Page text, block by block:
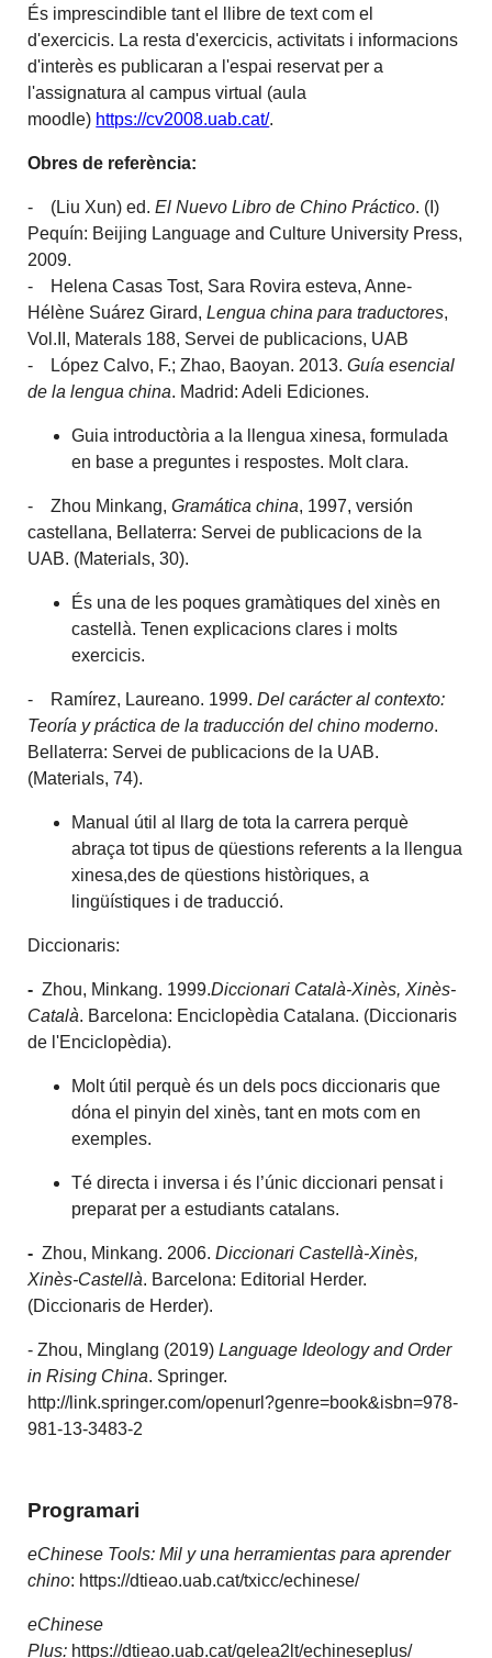
És imprescindible tant el llibre de text com el
d'exercicis. La resta d'exercicis, activitats i informacions
d'interès es publicaran a l'espai reservat per a
l'assignatura al campus virtual (aula
moodle) https://cv2008.uab.cat/.
Obres de referència:
- (Liu Xun) ed.El Nuevo Libro de Chino Práctico. (I)
Pequín: Beijing Language and Culture University Press,
2009.
- Helena Casas Tost, Sara Rovira esteva, Anne-
Hélène Suárez Girard,Lengua china para traductores,
Vol.II, Materals 188, Servei de publicacions, UAB
- López Calvo, F.; Zhao, Baoyan. 2013.Guía esencial
de la lengua china. Madrid: Adeli Ediciones.
Guia introductòria a la llengua xinesa, formulada
en base a preguntes i respostes. Molt clara.
- Zhou Minkang,Gramática china, 1997, versión
castellana, Bellaterra: Servei de publicacions de la
UAB. (Materials, 30).
És una de les poques gramàtiques del xinès en
castellà. Tenen explicacions clares i molts
exercicis.
- Ramírez, Laureano. 1999.Del carácter al contexto:
Teoría y práctica de la traducción del chino moderno.
Bellaterra: Servei de publicacions de la UAB.
(Materials, 74).
Manual útil al llarg de tota la carrera perquè
abraça tot tipus de qüestions referents a la llengua
xinesa,des de qüestions històriques, a
lingüístiques i de traducció.
Diccionaris:
-Zhou, Minkang. 1999.Diccionari Català-Xinès, Xinès-
Català. Barcelona: Enciclopèdia Catalana. (Diccionaris
de l'Enciclopèdia).
Molt útil perquè és un dels pocs diccionaris que
dóna el pinyin del xinès, tant en mots com en
exemples.
Té directa i inversa i és l’únic diccionari pensat i
preparat per a estudiants catalans.
-Zhou, Minkang. 2006.Diccionari Castellà-Xinès,
Xinès-Castellà. Barcelona: Editorial Herder.
(Diccionaris de Herder).
- Zhou, Minglang (2019)Language Ideology and Order
in Rising China. Springer.
http://link.springer.com/openurl?genre=book&isbn=978-
981-13-3483-2
Programari
eChinese Tools: Mil y una herramientas para aprender
chino: https://dtieao.uab.cat/txicc/echinese/
eChinese
Plus: https://dtieao.uab.cat/gelea2lt/echineseplus/